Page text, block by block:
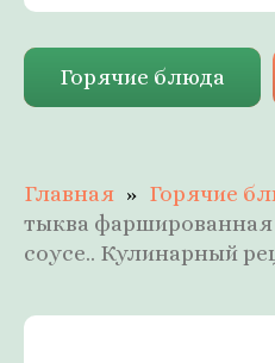
Горячие блюда
Главная Горячие
тыква
соусе.. Кулинарный